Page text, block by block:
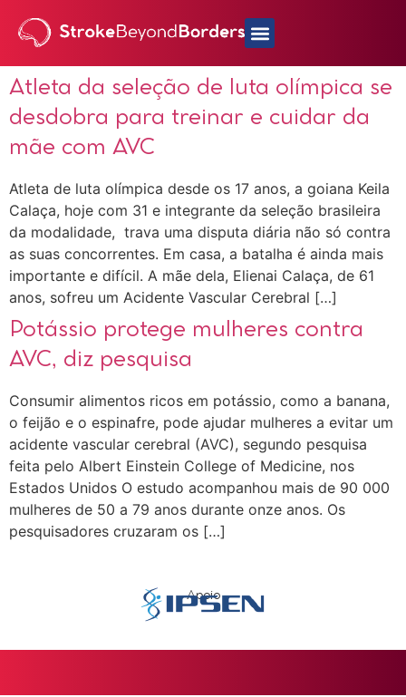
Atleta da seleção de luta olímpica se
desdobra para treinar e cuidar da
mãe com AVC
Atleta de luta olímpica desde os 17 anos, a goiana Keila
Calaça, hoje com 31 e integrante da seleção brasileira
da modalidade, trava uma disputa diária não só contra
as suas concorrentes. Em casa, a batalha é ainda mais
importante e difícil. A mãe dela, Elienai Calaça, de 61
anos, sofreu um Acidente Vascular Cerebral […]
Potássio protege mulheres contra
AVC, diz pesquisa
Consumir alimentos ricos em potássio, como a banana,
o feijão e o espinafre, pode ajudar mulheres a evitar um
acidente vascular cerebral (AVC), segundo pesquisa
feita pelo Albert Einstein College of Medicine, nos
Estados Unidos O estudo acompanhou mais de 90 000
mulheres de 50 a 79 anos durante onze anos. Os
pesquisadores cruzaram os […]
Apoio